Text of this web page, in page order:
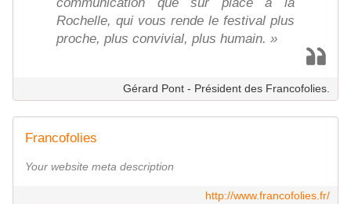
Rochelle, qui vous rende le festival plus
proche, plus convivial, plus humain. »
Gérard Pont - Président des Francofolies.
Francofolies
Your website meta description
http://www.francofolies.fr/